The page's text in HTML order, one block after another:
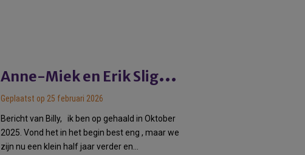
A
nne-Miek en Erik Sligman
Geplaatst op 25 februari 2026
Bericht van Billy, ik ben op gehaald in Oktober
2025. Vond het in het begin best eng , maar we
zijn nu een klein half jaar verder en…